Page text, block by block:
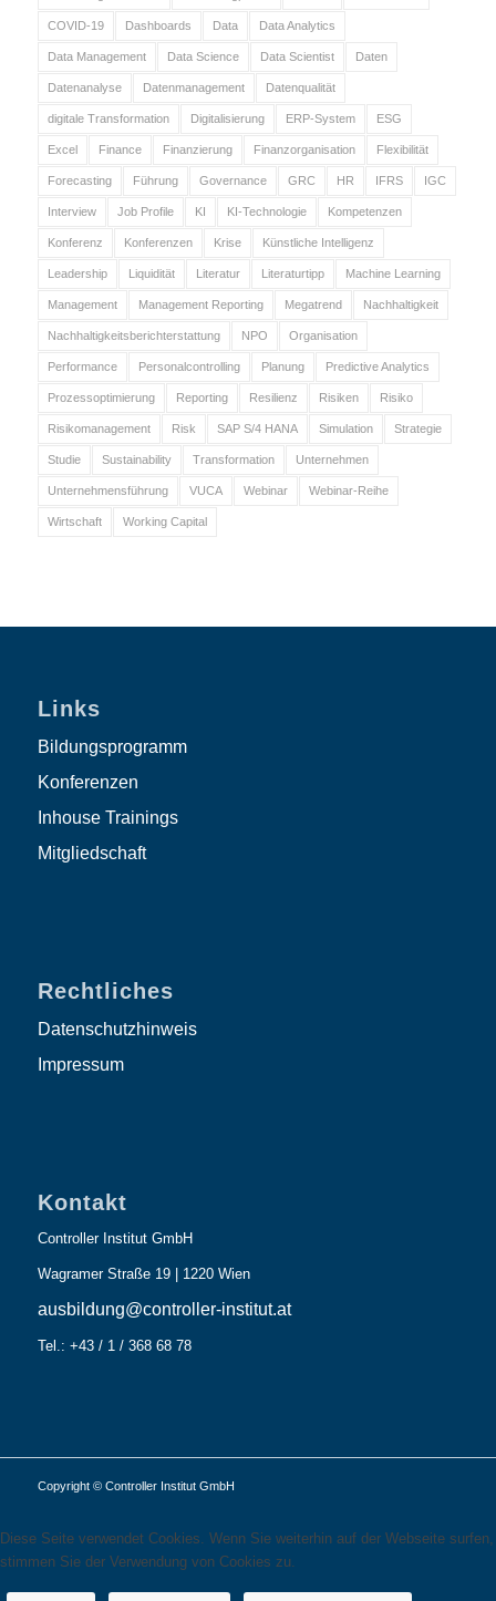
COVID-19 Dashboards Data Data Analytics
Data Management Data Science Data Scientist Daten
Datenanalyse Datenmanagement Datenqualität
digitale Transformation Digitalisierung ERP-System ESG
Excel Finance Finanzierung Finanzorganisation Flexibilität
Forecasting Führung Governance GRC HR IFRS IGC
Interview Job Profile KI KI-Technologie Kompetenzen
Konferenz Konferenzen Krise Künstliche Intelligenz
Leadership Liquidität Literatur Literaturtipp Machine Learning
Management Management Reporting Megatrend Nachhaltigkeit
Nachhaltigkeitsberichterstattung NPO Organisation
Performance Personalcontrolling Planung Predictive Analytics
Prozessoptimierung Reporting Resilienz Risiken Risiko
Risikomanagement Risk SAP S/4 HANA Simulation Strategie
Studie Sustainability Transformation Unternehmen
Unternehmensführung VUCA Webinar Webinar-Reihe
Wirtschaft Working Capital
Links
Bildungsprogramm
Konferenzen
Inhouse Trainings
Mitgliedschaft
Rechtliches
Datenschutzhinweis
Impressum
Kontakt
Controller Institut GmbH
Wagramer Straße 19 | 1220 Wien
ausbildung@controller-institut.at
Tel.: +43 / 1 / 368 68 78
Copyright © Controller Institut GmbH
Diese Seite verwendet Cookies. Wenn Sie weiterhin auf der Webseite surfen,
stimmen Sie der Verwendung von Cookies zu.